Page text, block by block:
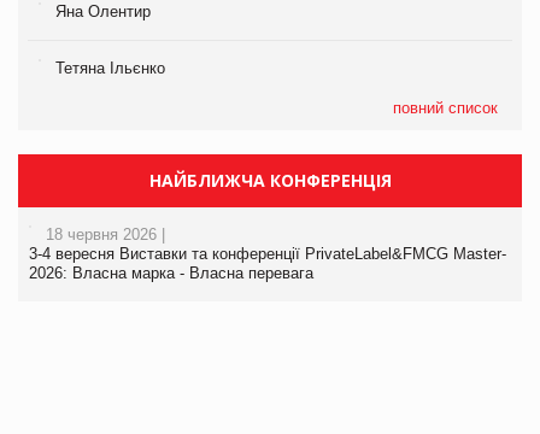
Яна Олентир
Тетяна Ільєнко
повний список
НАЙБЛИЖЧА КОНФЕРЕНЦІЯ
18 червня 2026 |
3-4 вересня Виставки та конференції PrivateLabel&FMCG Master-
2026: Власна марка - Власна перевага